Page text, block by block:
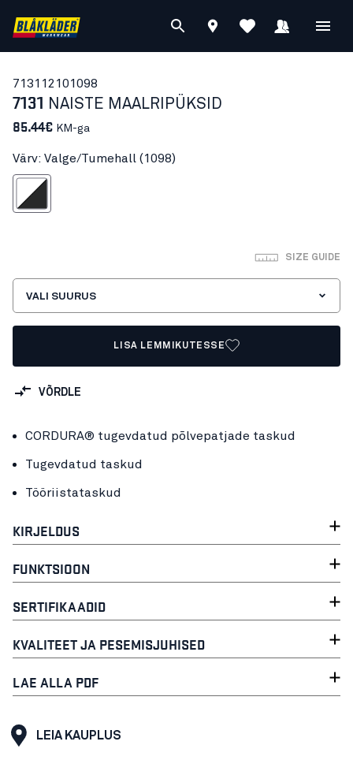
713112101098
7131 NAISTE MAALRIPÜKSID
85.44€ KM-ga
Värv: Valge/Tumehall (1098)
Tumehall
SIZE GUIDE
VALI SUURUS
LISA LEMMIKUTESSE
VÕRDLE
CORDURA® tugevdatud põlvepatjade taskud
Tugevdatud taskud
Tööriistataskud
KIRJELDUS
FUNKTSIOON
SERTIFIKAADID
KVALITEET JA PESEMISJUHISED
LAE ALLA PDF
LEIA KAUPLUS